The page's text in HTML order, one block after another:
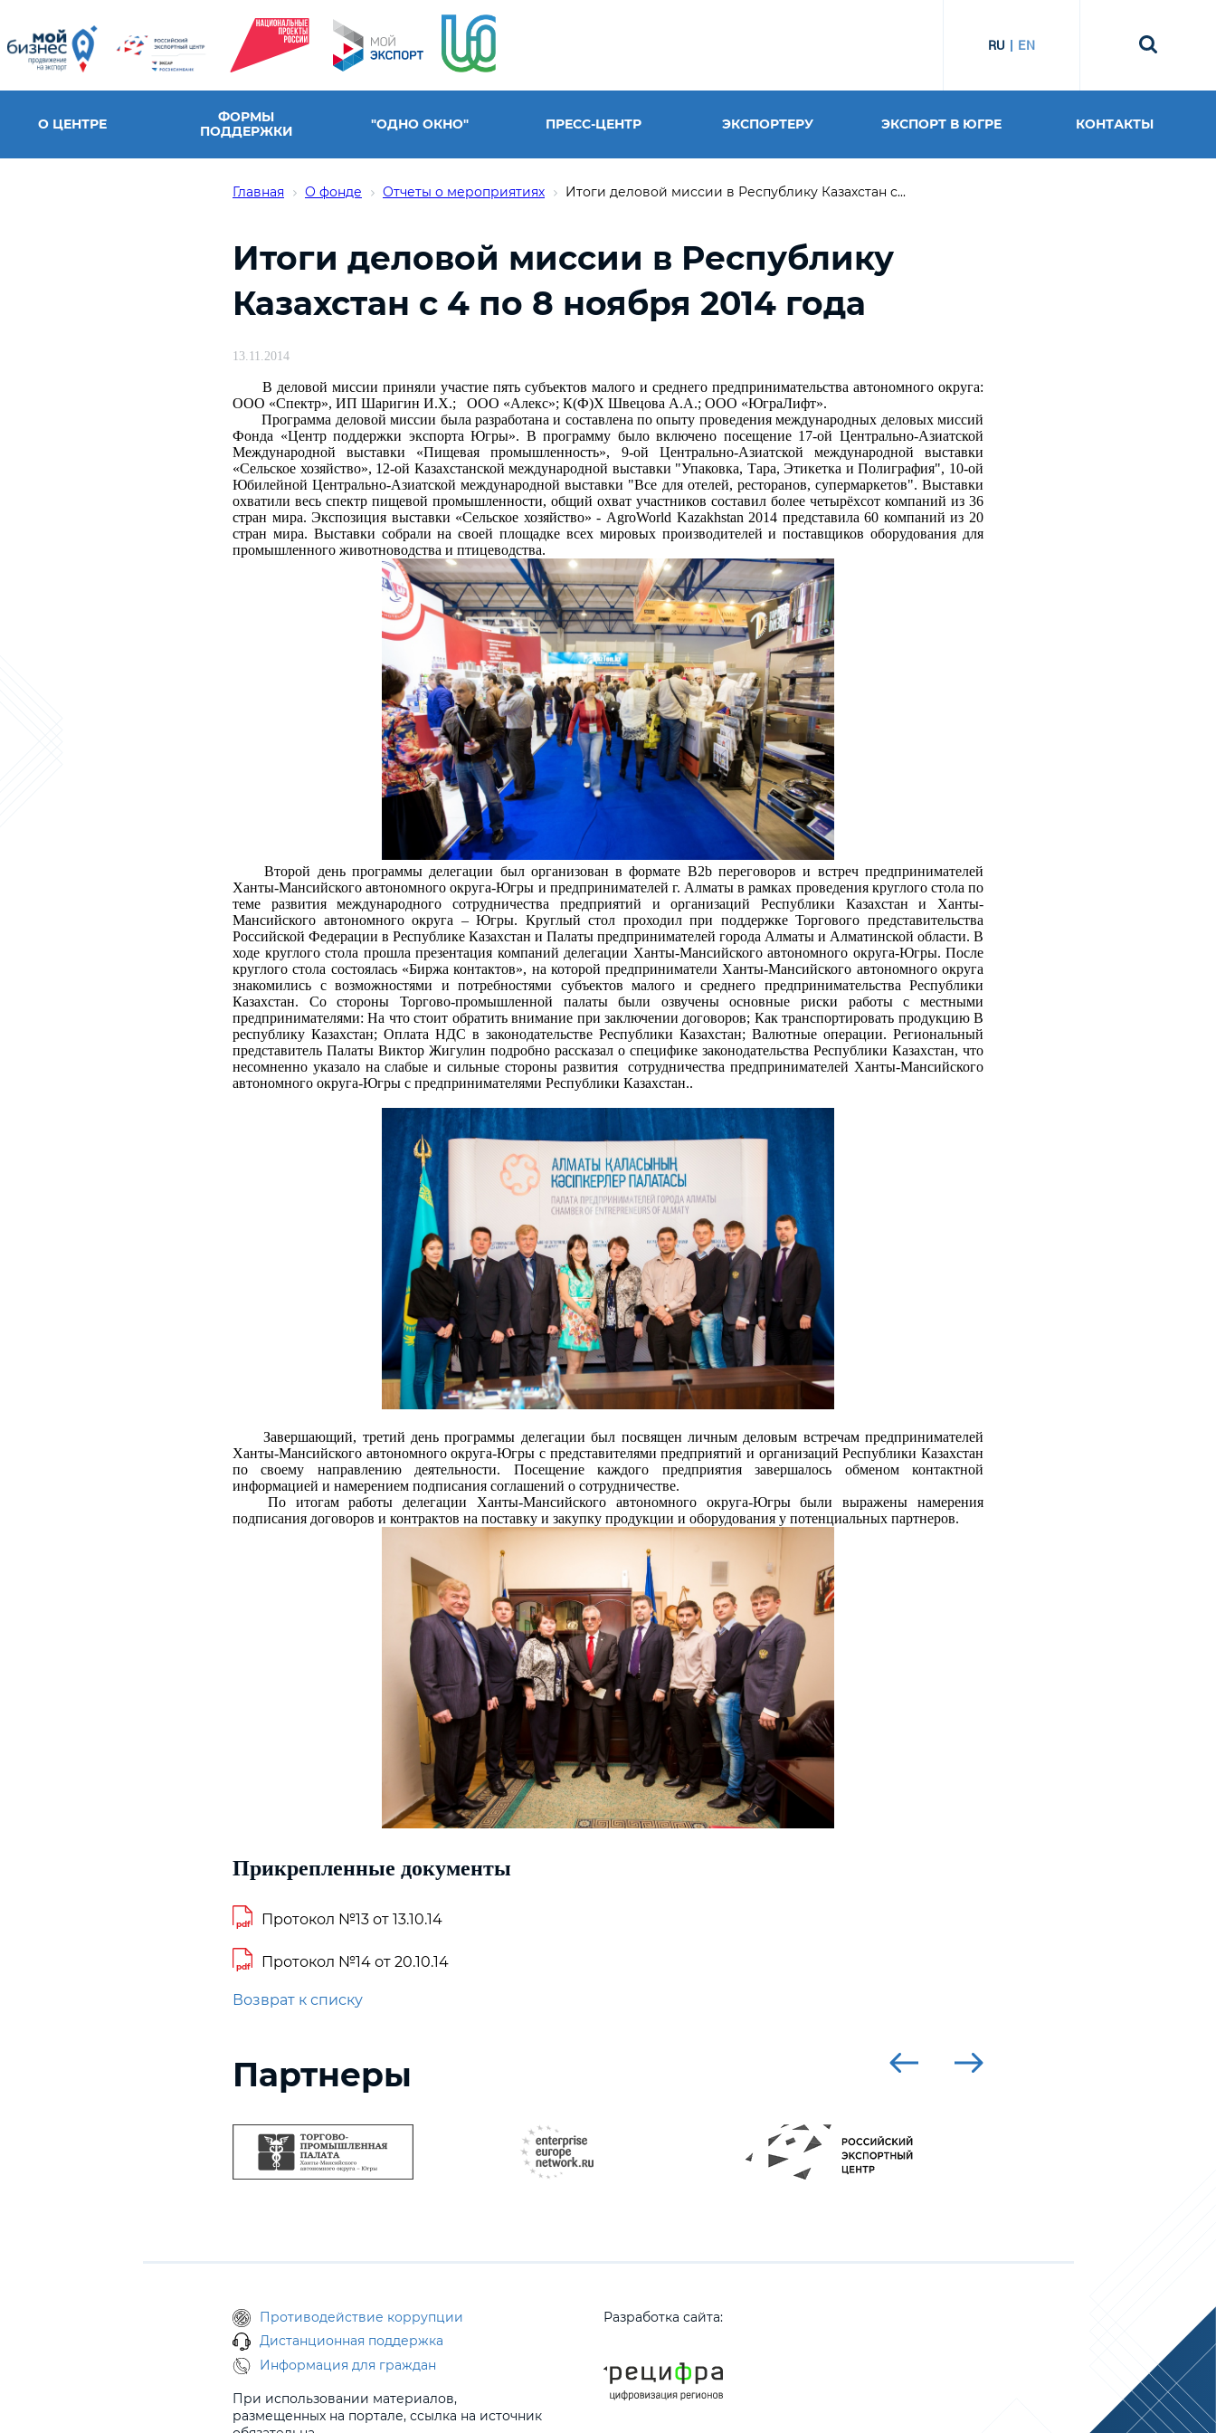
RU EN
О ЦЕНТРЕ
ФОРМЫ
ПОДДЕРЖКИ
"ОДНО ОКНО" ПРЕСС-ЦЕНТР ЭКСПОРТЕРУ ЭКСПОРТ В ЮГРЕ КОНТАКТЫ
Главная О фонде Отчеты о мероприятиях Итоги деловой миссии в Республику Казахстан с...
Итоги деловой миссии в Республику
Казахстан с 4 по 8 ноября 2014 года
13.11.2014
В деловой миссии приняли участие пять субъектов малого и среднего предпринимательства автономного округа:
ООО «Спектр», ИП Шаригин И.Х.; ООО «Алекс»; К(Ф)Х Швецова А.А.; ООО «ЮграЛифт».
Программа деловой миссии была разработана и составлена по опыту проведения международных деловых миссий
Фонда «Центр поддержки экспорта Югры». В программу было включено посещение 17-ой Центрально-Азиатской
Международной выставки «Пищевая промышленность», 9-ой Центрально-Азиатской международной выставки
«Сельское хозяйство», 12-ой Казахстанской международной выставки "Упаковка, Тара, Этикетка и Полиграфия", 10-ой
Юбилейной Центрально-Азиатской международной выставки "Все для отелей, ресторанов, супермаркетов". Выставки
охватили весь спектр пищевой промышленности, общий охват участников составил более четырёхсот компаний из 36
стран мира. Экспозиция выставки «Сельское хозяйство» - AgroWorld Kazakhstan 2014 представила 60 компаний из 20
стран мира. Выставки собрали на своей площадке всех мировых производителей и поставщиков оборудования для
промышленного животноводства и птицеводства.
Второй день программы делегации был организован в формате B2b переговоров и встреч предпринимателей
Ханты-Мансийского автономного округа-Югры и предпринимателей г. Алматы в рамках проведения круглого стола по
теме развития международного сотрудничества предприятий и организаций Республики Казахстан и Ханты-
Мансийского автономного округа – Югры. Круглый стол проходил при поддержке Торгового представительства
Российской Федерации в Республике Казахстан и Палаты предпринимателей города Алматы и Алматинской области. В
ходе круглого стола прошла презентация компаний делегации Ханты-Мансийского автономного округа-Югры. После
круглого стола состоялась «Биржа контактов», на которой предприниматели Ханты-Мансийского автономного округа
знакомились с возможностями и потребностями субъектов малого и среднего предпринимательства Республики
Казахстан. Со стороны Торгово-промышленной палаты были озвучены основные риски работы с местными
предпринимателями: На что стоит обратить внимание при заключении договоров; Как транспортировать продукцию В
республику Казахстан; Оплата НДС в законодательстве Республики Казахстан; Валютные операции. Региональный
представитель Палаты Виктор Жигулин подробно рассказал о специфике законодательства Республики Казахстан, что
несомненно указало на слабые и сильные стороны развития сотрудничества предпринимателей Ханты-Мансийского
автономного округа-Югры с предпринимателями Республики Казахстан..
Завершающий, третий день программы делегации был посвящен личным деловым встречам предпринимателей
Ханты-Мансийского автономного округа-Югры с представителями предприятий и организаций Республики Казахстан
по своему направлению деятельности. Посещение каждого предприятия завершалось обменом контактной
информацией и намерением подписания соглашений о сотрудничестве.
По итогам работы делегации Ханты-Мансийского автономного округа-Югры были выражены намерения
подписания договоров и контрактов на поставку и закупку продукции и оборудования у потенциальных партнеров.
Прикрепленные документы
pdf Протокол №13 от 13.10.14
pdf Протокол №14 от 20.10.14
Возврат к списку
Партнеры
Противодействие коррупции
Дистанционная поддержка
Информация для граждан
При использовании материалов,
размещенных на портале, ссылка на источник
Разработка сайта: